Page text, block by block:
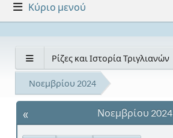
Κύριο μενού
Ρίζες και Ιστορία Τριγλιανών
Νοεμβρίου 2024
« Νοεμβρίου 2024